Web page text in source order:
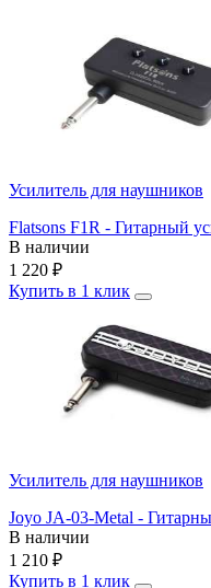
Усилитель для наушников
Flatsons F1R - Гитарный
В наличии
1 220 ₽
Купить в 1 клик
Усилитель для наушников
Joyo JA-03-Metal -
В наличии
1 210 ₽
Купить в 1 клик